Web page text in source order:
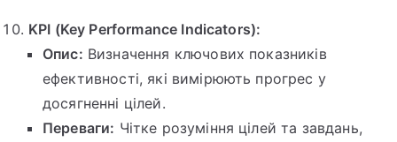
KPI (Key Performance Indicators):
Опис: Визначення ключових показників
ефективності, які вимірюють прогрес у
досягненні цілей.
Переваги: Чітке розуміння цілей та завдань,